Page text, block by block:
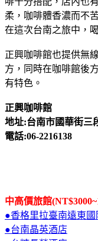
柔，咖啡體香濃而不
在這次台南之旅中，
正興咖啡館也提供無
方，同時在咖啡館後
有特色。
正興咖啡館
地址:台南市國華街三
電話:06-2216138
中高價旅館
●香格里拉臺南遠東國
●台南晶英酒店